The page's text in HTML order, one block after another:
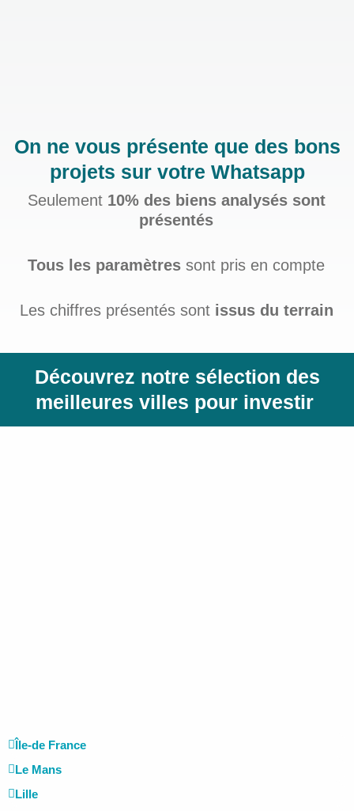
On ne vous présente que des bons
projets sur votre Whatsapp
Seulement 10% des biens analysés sont
présentés
Tous les paramètres sont pris en compte
Les chiffres présentés sont issus du terrain
Découvrez notre sélection des
meilleures villes pour investir ​
Île-de France
Le Mans
Lille